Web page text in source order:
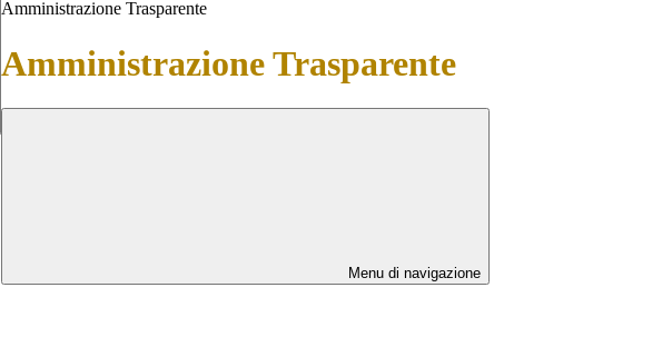
Amministrazione Trasparente
Amministrazione Trasparente
Menu di navigazione